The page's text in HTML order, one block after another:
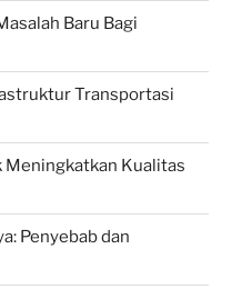
Baru Bagi
Transportasi
Meningkatkan Kualitas
Penyebab dan